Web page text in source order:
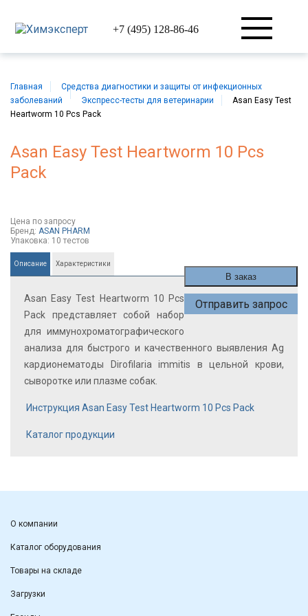
+7 (495) 128-86-46
Главная
Средства диагностики и защиты от инфекционных
заболеваний
Экспресс-тесты для ветеринарии
Asan Easy Test
Heartworm 10 Pcs Pack
Asan Easy Test Heartworm 10 Pcs
Pack
Цена по запросу
Бренд: ASAN PHARM
Упаковка: 10 тестов
В заказ
Отправить запрос
Описание Характеристики
Asan Easy Test Heartworm 10 Pcs
Pack представляет собой набор
для иммунохроматографического
анализа для быстрого и качественного выявления Ag
кардионематоды
Dirofilaria immitis в цельной крови,
сыворотке или плазме собак.
Инструкция Asan Easy Test Heartworm 10 Pcs Pack
Каталог продукции
О компании
Каталог оборудования
Товары на складе
Загрузки